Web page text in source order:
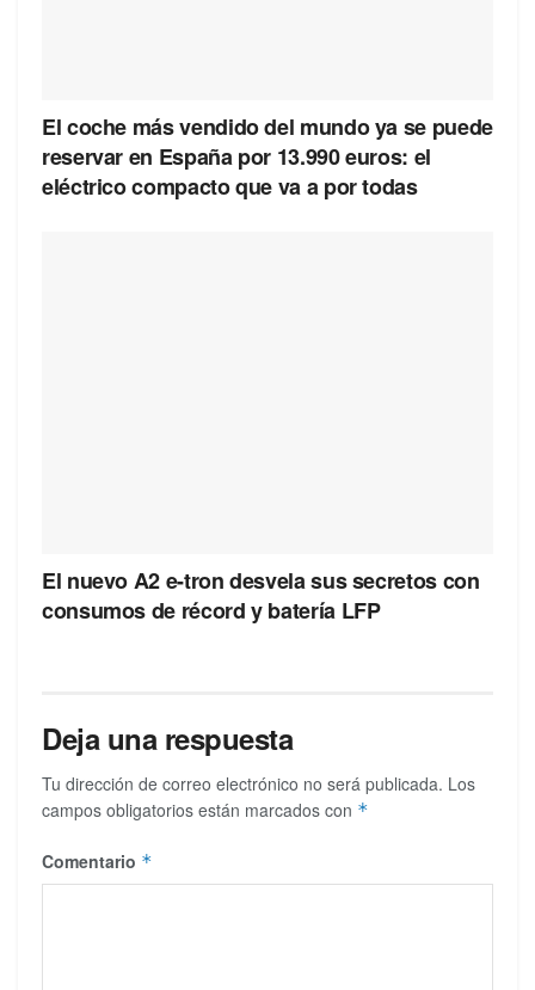
El coche más vendido del mundo ya se puede
reservar en España por 13.990 euros: el
eléctrico compacto que va a por todas
El nuevo A2 e-tron desvela sus secretos con
consumos de récord y batería LFP
Deja una respuesta
Tu dirección de correo electrónico no será publicada. Los
campos obligatorios están marcados con *
Comentario *